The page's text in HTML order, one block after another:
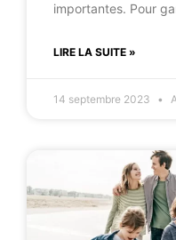
importantes. Pour
LIRE LA SUITE »
14 septembre 2023